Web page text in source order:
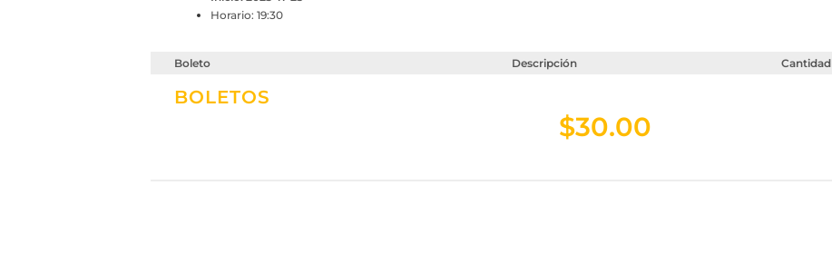
Horario: 19:30
Boleto Descripción Cantidad
BOLETOS
$30.00